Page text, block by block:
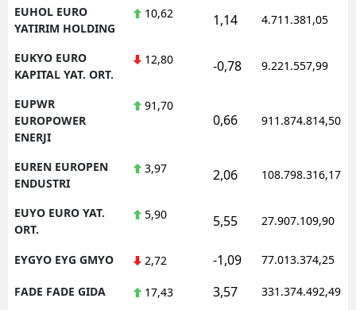
EUHOL EURO
YATIRIM HOLDING
10,62 1,14 4.711.381,05
EUKYO EURO
KAPITAL YAT. ORT.
12,80 -0,78 9.221.557,99
EUPWR
EUROPOWER
ENERJI
91,70
0,66 911.874.814,50
EUREN EUROPEN
ENDUSTRI
3,97 2,06 108.798.316,17
EUYO EURO YAT.
ORT.
5,90 5,55 27.907.109,90
EYGYO EYG GMYO 2,72 -1,09 77.013.374,25
FADE FADE GIDA 17,43 3,57 331.374.492,49